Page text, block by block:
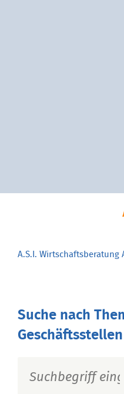
A.S.I. Wirtschaftsberatung
Suche nach